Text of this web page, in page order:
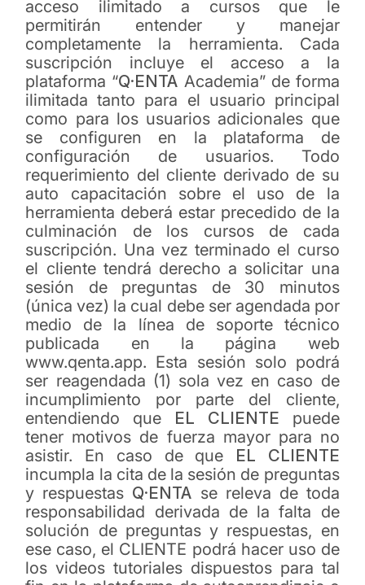
acceso ilimitado a cursos que le
permitirán entender y manejar
completamente la herramienta. Cada
suscripción incluye el acceso a la
plataforma “Q·ENTA Academia” de forma
ilimitada tanto para el usuario principal
como para los usuarios adicionales que
se configuren en la plataforma de
configuración de usuarios. Todo
requerimiento del cliente derivado de su
auto capacitación sobre el uso de la
herramienta deberá estar precedido de la
culminación de los cursos de cada
suscripción. Una vez terminado el curso
el cliente tendrá derecho a solicitar una
sesión de preguntas de 30 minutos
(única vez) la cual debe ser agendada por
medio de la línea de soporte técnico
publicada en la página web
www.qenta.app. Esta sesión solo podrá
ser reagendada (1) sola vez en caso de
incumplimiento por parte del cliente,
entendiendo que EL CLIENTE puede
tener motivos de fuerza mayor para no
asistir. En caso de que EL CLIENTE
incumpla la cita de la sesión de preguntas
y respuestas Q·ENTA se releva de toda
responsabilidad derivada de la falta de
solución de preguntas y respuestas, en
ese caso, el CLIENTE podrá hacer uso de
los videos tutoriales dispuestos para tal